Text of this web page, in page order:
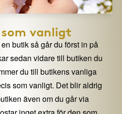
vanligt
butik så går du först in på
sedan vidare till butiken du
du till butikens vanliga
som vanligt. Det blir aldrig
även om du går via